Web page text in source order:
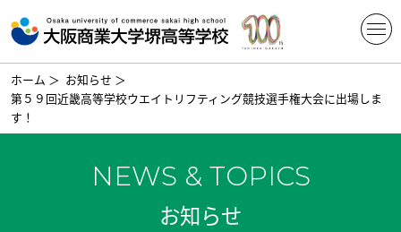
ホーム ＞ お知らせ ＞
第５９回近畿高等学校ウエイトリフティング競技選手権大会に出場しま
す！
NEWS & TOPICS
お知らせ